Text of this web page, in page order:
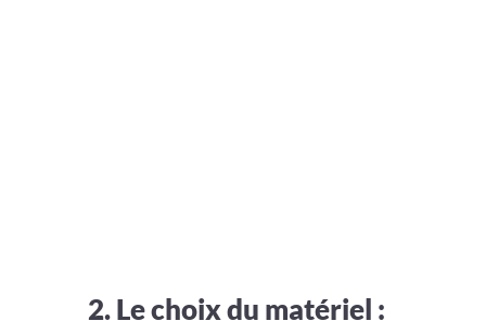
2. Le choix du matériel :